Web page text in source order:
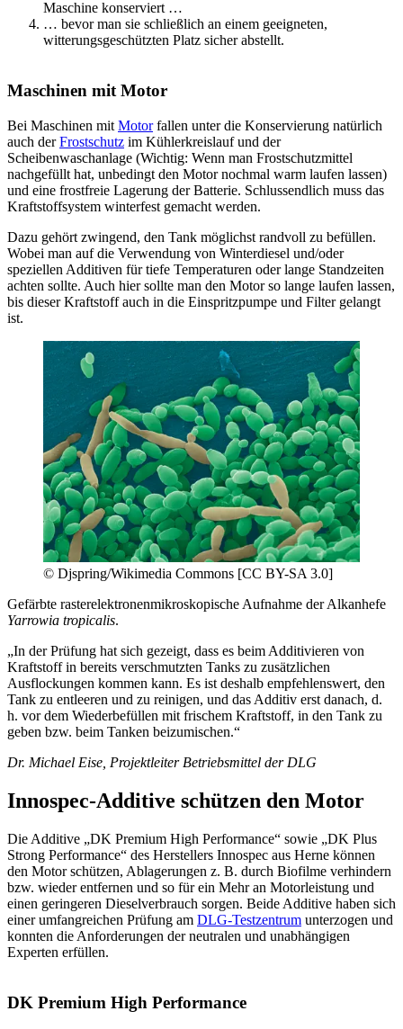
Maschine konserviert …
… bevor man sie schließlich an einem geeigneten,
witterungsgeschützten Platz sicher abstellt.
Maschinen mit Motor
Bei Maschinen mit Motorfallen unter die Konservierung natürlich
auch derFrostschutz im Kühlerkreislauf und der
Scheibenwaschanlage (Wichtig: Wenn man Frostschutzmittel
nachgefüllt hat, unbedingt den Motor nochmal warm laufen lassen)
und eine frostfreie Lagerung der Batterie. Schlussendlich muss das
Kraftstoffsystem winterfest gemacht werden.
Dazu gehört zwingend, den Tank möglichst randvoll zu befüllen.
Wobei man auf die Verwendung von Winterdiesel und/oder
speziellen Additiven für tiefe Temperaturen oder lange Standzeiten
achten sollte. Auch hier sollte man den Motor so lange laufen lassen,
bis dieser Kraftstoff auch in die Einspritzpumpe und Filter gelangt
ist.
© Djspring/Wikimedia Commons [CC BY-SA 3.0]
Gefärbte rasterelektronenmikroskopische Aufnahme der Alkanhefe
Yarrowia tropicalis.
„In der Prüfung hat sich gezeigt, dass es beim Additivieren von
Kraftstoff in bereits verschmutzten Tanks zu zusätzlichen
Ausflockungen kommen kann. Es ist deshalb empfehlenswert, den
Tank zu entleeren und zu reinigen, und das Additiv erst danach, d.
h. vor dem Wiederbefüllen mit frischem Kraftstoff, in den Tank zu
geben bzw. beim Tanken beizumischen.“
Dr. Michael Eise, Projektleiter Betriebsmittel der DLG
Innospec-Additive schützen den Motor
Die Additive „DK Premium High Performance“ sowie „DK Plus
Strong Performance“ des Herstellers Innospec aus Herne können
den Motor schützen, Ablagerungen z. B. durch Biofilme verhindern
bzw. wieder entfernen und so für ein Mehr an Motorleistung und
einen geringeren Dieselverbrauch sorgen. Beide Additive haben sich
einer umfangreichen Prüfung am DLG-Testzentrum unterzogen und
konnten die Anforderungen der neutralen und unabhängigen
Experten erfüllen.
DK Premium High Performance